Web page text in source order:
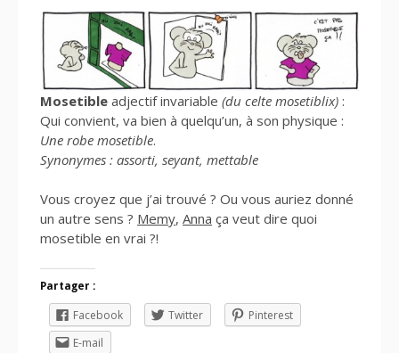
Mosetible adjectif invariable (du celte mosetiblix) :
Qui convient, va bien à quelqu’un, à son physique :
Une robe mosetible.
Synonymes : assorti, seyant, mettable
Vous croyez que j’ai trouvé ? Ou vous auriez donné
un autre sens ? Memy, Anna ça veut dire quoi
mosetible en vrai ?!
Partager :
Facebook Twitter
Pinterest
E-mail